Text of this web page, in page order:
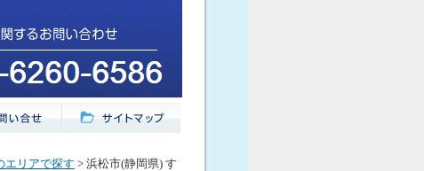
エリアで探す > 浜松市(静岡県) す